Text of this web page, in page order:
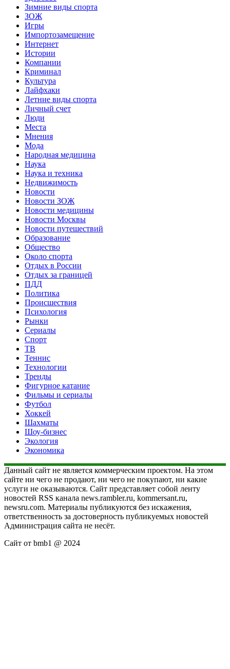
Зимние виды спорта
ЗОЖ
Игры
Импортозамещение
Интернет
Истории
Компании
Криминал
Культура
Лайфхаки
Летние виды спорта
Личный счет
Люди
Места
Мнения
Мода
Народная медицина
Наука
Наука и техника
Недвижимость
Новости
Новости ЗОЖ
Новости медицины
Новости Москвы
Новости путешествий
Образование
Общество
Около спорта
Отдых в России
Отдых за границей
ПДД
Политика
Происшествия
Психология
Рынки
Сериалы
Спорт
ТВ
Теннис
Технологии
Тренды
Фигурное катание
Фильмы и сериалы
Футбол
Хоккей
Шахматы
Шоу-бизнес
Экология
Экономика
Данный сайт не является коммерческим проектом. На этом
сайте ни чего не продают, ни чего не покупают, ни какие
услуги не оказываются. Сайт представляет собой ленту
новостей RSS канала news.rambler.ru, kommersant.ru,
newsru.com. Материалы публикуются без искажения,
ответственность за достоверность публикуемых новостей
Администрация сайта не несёт.
Сайт от bmb1 @ 2024